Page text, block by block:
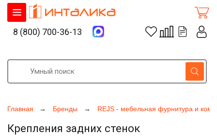
Главная Бренды REJS - мебельная фурнитура и
Крепления задних стенок
8 (800) 700-36-13